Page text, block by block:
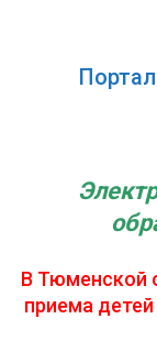
В Тюменской
приема